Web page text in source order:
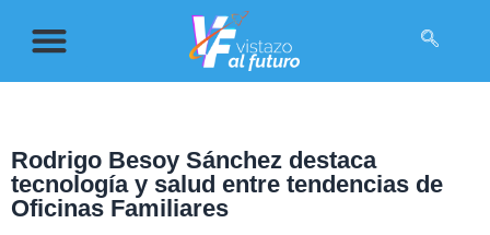
Rodrigo Besoy Sánchez destaca
tecnología y salud entre tendencias de
Oficinas Familiares